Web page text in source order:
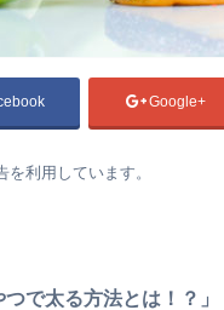
Google+
利用しています。
で太る方法とは！？」